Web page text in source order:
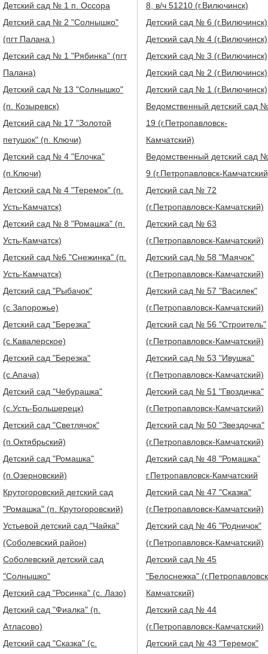
Детский сад № 1 п. Оссора
Детский сад № 2 "Солнышко"
(пгт Палана )
Детский сад № 1 "Рябинка" (пгт
Палана)
Детский сад № 13 "Солнышко"
(п. Козыревск)
Детский сад № 17 "Золотой
петушок" (п. Ключи)
Детский сад № 4 "Елочка"
(п.Ключи)
Детский сад № 4 "Теремок" (п.
Усть-Камчатск)
Детский сад № 8 "Ромашка" (п.
Усть-Камчатск)
Детский сад №6 "Снежинка" (п.
Усть-Камчатск)
Детский сад "Рыбачок"
(с.Запорожье)
Детский сад "Березка"
(с.Кавалерское)
Детский сад "Березка"
(с.Апача)
Детский сад "Чебурашка"
(с.Усть-Большерецк)
Детский сад "Светлячок"
(п.Октябрьский)
Детский сад "Ромашка"
(п.Озерновский)
Крутогоровский детский сад
"Ромашка" (п. Крутогоровский)
Устьевой детский сад "Чайка"
(Соболевский район)
Соболевский детский сад
"Солнышко"
Детский сад "Росинка" (с. Лазо)
Детский сад "Фиалка" (п.
Атласово)
Детский сад "Сказка" (с.
8, в/ч 51210 (г.Вилючинск)
Детский сад № 6 (г.Вилючинск)
Детский сад № 4 (г.Вилючинск)
Детский сад № 3 (г.Вилючинск)
Детский сад № 2 (г.Вилючинск)
Детский сад № 1 (г.Вилючинск)
Ведомственный детский сад
19 (г.Петропавловск-
Камчатский)
Ведомственный детский сад
9 (г.Петропавловск-
Детский сад № 72
(г.Петропавловск-Камчатский)
Детский сад № 63
(г.Петропавловск-Камчатский)
Детский сад № 58 "Маячок"
(г.Петропавловск-Камчатский)
Детский сад № 57 "Василек"
(г.Петропавловск-Камчатский)
Детский сад № 56 "Строитель"
(г.Петропавловск-Камчатский)
Детский сад № 53 "Ивушка"
(г.Петропавловск-Камчатский)
Детский сад № 51 "Гвоздичка"
(г.Петропавловск-Камчатский)
Детский сад № 50 "Звездочка"
(г.Петропавловск-Камчатский)
Детский сад № 48 "Ромашка"
г.Петропавловск-Камчатский
Детский сад № 47 "Сказка"
(г.Петропавловск-Камчатский)
Детский сад № 46 "Родничок"
(г.Петропавловск-Камчатский)
Детский сад № 45
"Белоснежка"
Камчатский)
Детский сад № 44
(г.Петропавловск-Камчатский)
Детский сад № 43 "Теремок"